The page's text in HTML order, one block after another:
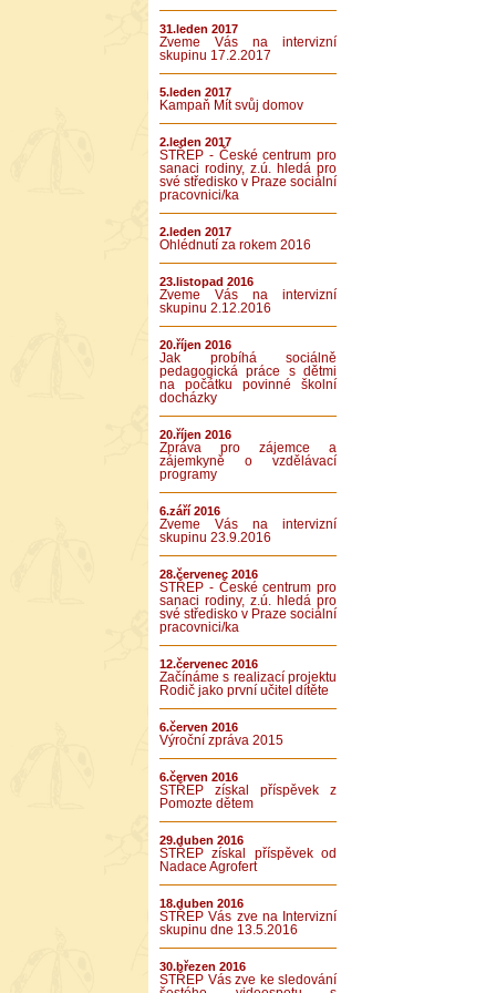
31.leden 2017
Zveme Vás na intervizní
skupinu 17.2.2017
5.leden 2017
Kampaň Mít svůj domov
2.leden 2017
STŘEP - České centrum pro
sanaci rodiny, z.ú. hledá pro
své středisko v Praze sociální
pracovnici/ka
2.leden 2017
Ohlédnutí za rokem 2016
23.listopad 2016
Zveme Vás na intervizní
skupinu 2.12.2016
20.říjen 2016
Jak probíhá sociálně
pedagogická práce s dětmi
na počátku povinné školní
docházky
20.říjen 2016
Zpráva pro zájemce a
zájemkyně o vzdělávací
programy
6.září 2016
Zveme Vás na intervizní
skupinu 23.9.2016
28.červenec 2016
STŘEP - České centrum pro
sanaci rodiny, z.ú. hledá pro
své středisko v Praze sociální
pracovnici/ka
12.červenec 2016
Začínáme s realizací projektu
Rodič jako první učitel dítěte
6.červen 2016
Výroční zpráva 2015
6.červen 2016
STŘEP získal příspěvek z
Pomozte dětem
29.duben 2016
STŘEP získal příspěvek od
Nadace Agrofert
18.duben 2016
STŘEP Vás zve na Intervizní
skupinu dne 13.5.2016
30.březen 2016
STŘEP Vás zve ke sledování